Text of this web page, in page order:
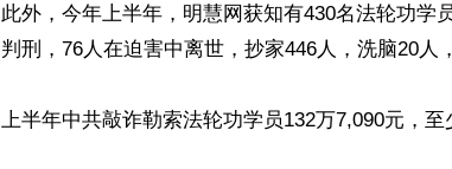
此外，今年上半年，明慧网获知有430名法轮功学
判刑，76人在迫害中离世，抄家446人，洗脑20人
上半年中共敲诈勒索法轮功学员132万7,090元，至